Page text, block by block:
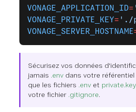
VONAGE_APPLICATION_ID=
VONAGE_PRIVATE_KEY= './
VONAGE_SERVER_HOSTNAME
Sécurisez vos données
jamais .env dans votre
que les fichiers .env et private.key
votre fichier .gitignore.